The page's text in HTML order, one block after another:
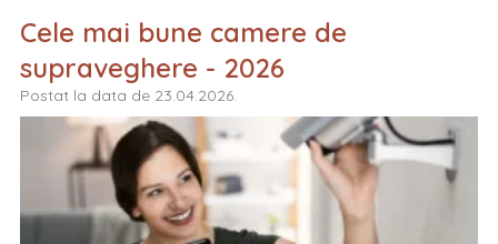
Cele mai bune camere de
supraveghere - 2026
Postat la data de 23.04.2026.